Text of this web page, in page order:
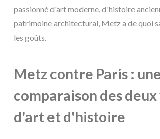
passionné d'art moderne, d'histoire
patrimoine architectural, Metz a de quoi
les goûts.
Metz contre Paris :
comparaison des
d'art et d'histoire